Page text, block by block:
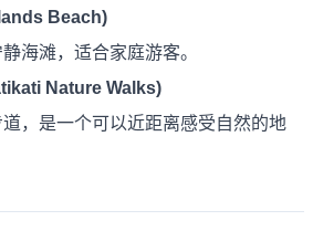
Beach)
海滩，适合家庭游客。
Nature Walks)
，是一个可以近距离感受自然的地